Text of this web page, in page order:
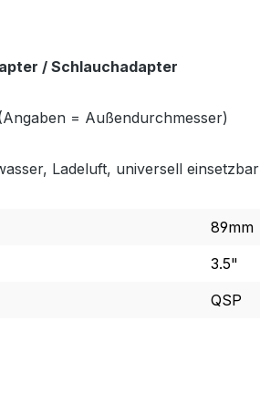
/ Schlauchadapter
= Außendurchmesser)
Ladeluft, universell einsetzbar
89mm
3.5"
QSP